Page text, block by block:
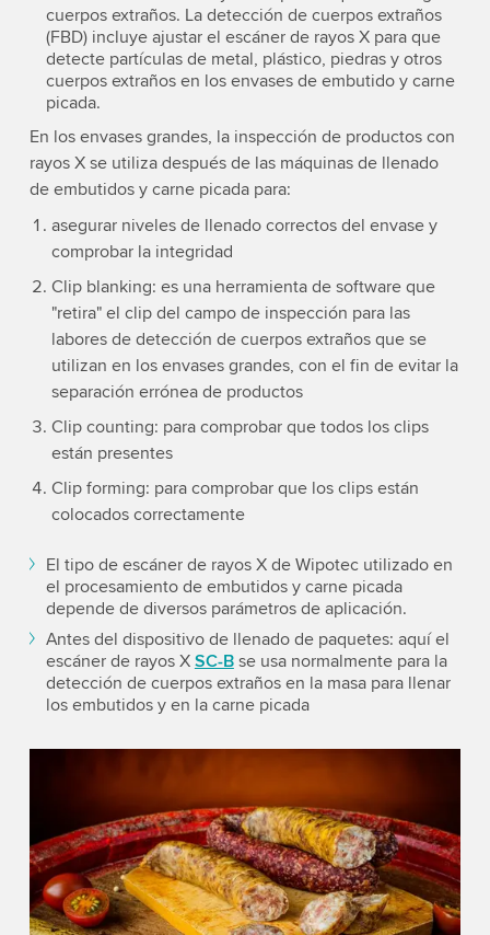
cuerpos extraños. La detección de cuerpos extraños
(FBD) incluye ajustar el escáner de rayos X para que
detecte partículas de metal, plástico, piedras y otros
cuerpos extraños en los envases de embutido y carne
picada.
En los envases grandes, la inspección de productos con
rayos X se utiliza después de las máquinas de llenado
de embutidos y carne picada para:
asegurar niveles de llenado correctos del envase y
comprobar la integridad
Clip blanking: es una herramienta de software que
"retira" el clip del campo de inspección para las
labores de detección de cuerpos extraños que se
utilizan en los envases grandes, con el fin de evitar la
separación errónea de productos
Clip counting: para comprobar que todos los clips
están presentes
Clip forming: para comprobar que los clips están
colocados correctamente
El tipo de escáner de rayos X de Wipotec utilizado en
el procesamiento de embutidos y carne picada
depende de diversos parámetros de aplicación.
Antes del dispositivo de llenado de paquetes: aquí el
escáner de rayos X SC-Bse usa normalmente para la
detección de cuerpos extraños en la masa para llenar
los embutidos y en la carne picada